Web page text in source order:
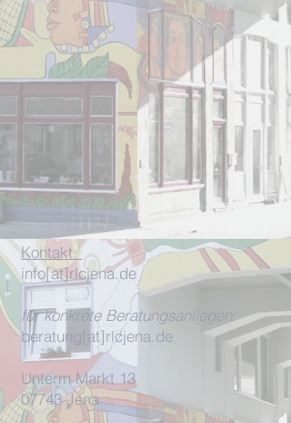
Kontakt:
info[at]rlcjena.de
für konkrete Beratungsanliegen:
beratung[at]rlcjena.de
Unterm Markt 13
07743 Jena